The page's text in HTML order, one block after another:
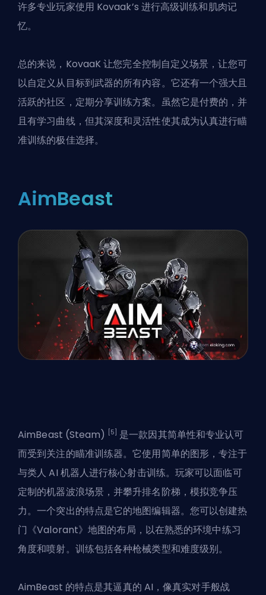
许多专业玩家使用 Kovaak’s 进行高级训练和肌肉记
忆。
总的来说，KovaaK 让您完全控制自定义场景，让您可
以自定义从目标到武器的所有内容。它还有一个强大且
活跃的社区，定期分享训练方案。虽然它是付费的，并
且有学习曲线，但其深度和灵活性使其成为认真进行瞄
准训练的极佳选择。
AimBeast
AimBeast (Steam) [5]
是一款因其简单性和专业认可
而受到关注的瞄准训练器。它使用简单的图形，专注于
与类人 AI 机器人进行核心射击训练。玩家可以面临可
定制的机器波浪场景，并攀升排名阶梯，模拟竞争压
力。一个突出的特点是它的地图编辑器。您可以创建热
门《Valorant》地图的布局，以在熟悉的环境中练习
角度和喷射。训练包括各种枪械类型和难度级别。
AimBeast 的特点是其逼真的 AI，像真实对手般战